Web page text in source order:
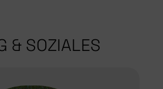
& SOZIALES